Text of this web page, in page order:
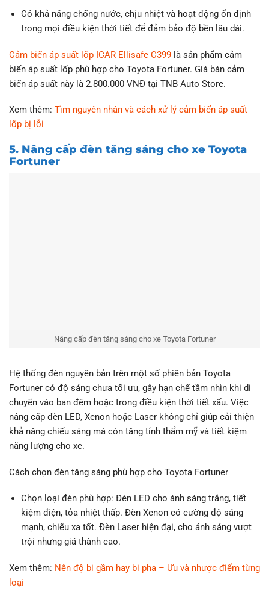
Có khả năng chống nước, chịu nhiệt và hoạt động ổn định
trong mọi điều kiện thời tiết để đảm bảo độ bền lâu dài.
Cảm biến áp suất lốp ICAR Ellisafe C399 là sản phẩm cảm
biến áp suất lốp phù hợp cho Toyota Fortuner. Giá bán cảm
biến áp suất này là 2.800.000 VNĐ tại TNB Auto Store.
Xem thêm: Tìm nguyên nhân và cách xử lý cảm biến áp suất
lốp bị lỗi
5. Nâng cấp đèn tăng sáng cho xe Toyota
Fortuner
Nâng cấp đèn tăng sáng cho xe Toyota Fortuner
Hệ thống đèn nguyên bản trên một số phiên bản Toyota
Fortuner có độ sáng chưa tối ưu, gây hạn chế tầm nhìn khi di
chuyển vào ban đêm hoặc trong điều kiện thời tiết xấu. Việc
nâng cấp đèn LED, Xenon hoặc Laser không chỉ giúp cải thiện
khả năng chiếu sáng mà còn tăng tính thẩm mỹ và tiết kiệm
năng lượng cho xe.
Cách chọn đèn tăng sáng phù hợp cho Toyota Fortuner
Chọn loại đèn phù hợp: Đèn LED cho ánh sáng trắng, tiết
kiệm điện, tỏa nhiệt thấp. Đèn Xenon có cường độ sáng
mạnh, chiếu xa tốt. Đèn Laser hiện đại, cho ánh sáng vượt
trội nhưng giá thành cao.
Xem thêm: Nên độ bi gầm hay bi pha – Ưu và nhược điểm từng
loại